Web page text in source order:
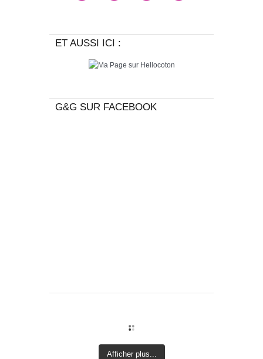
ET AUSSI ICI :
G&G SUR FACEBOOK
Afficher plus...